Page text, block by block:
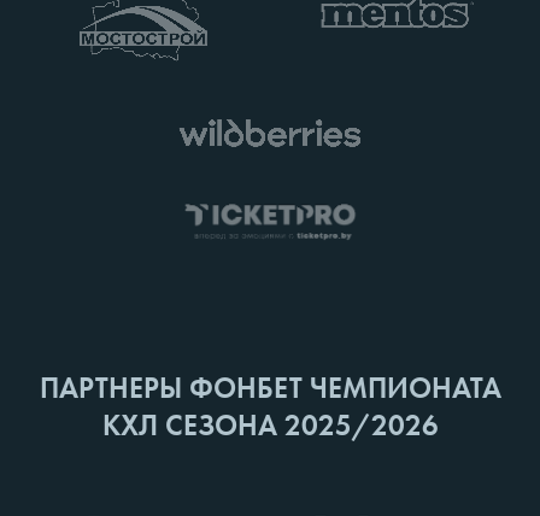
ПАРТНЕРЫ ФОНБЕТ ЧЕМПИОНАТА
КХЛ СЕЗОНА 2025/2026